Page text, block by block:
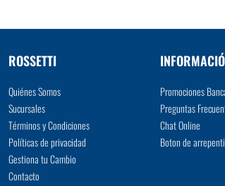
ROSSETTI
Quiénes Somos
Sucursales
Términos y Condiciones
Políticas de privacidad
Gestiona tu Cambio
Contacto
Promociones
Preguntas
Chat Online
Boton de